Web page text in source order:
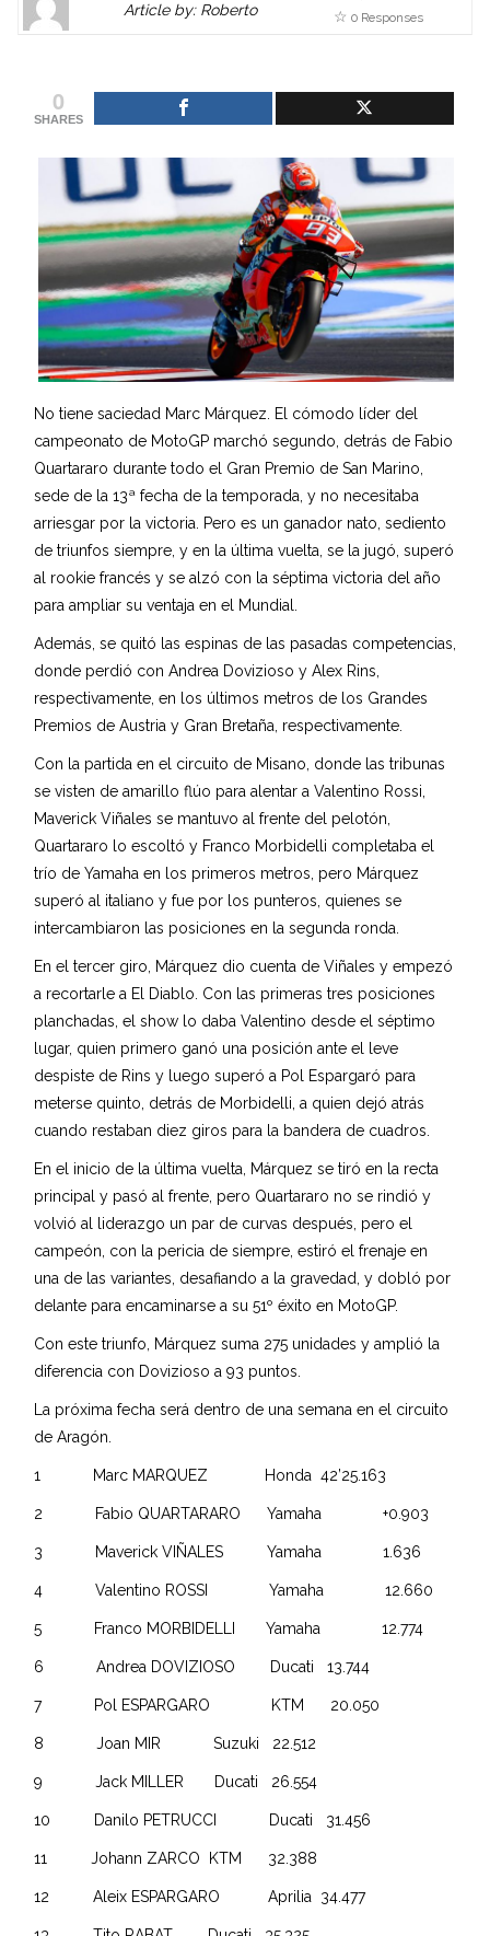
Gravatar
link
page.
Article by: Roberto
or
other
works.
admin
0 Responses
0
SHARES
No tiene saciedad Marc Márquez. El cómodo líder del
campeonato de MotoGP marchó segundo, detrás de Fabio
Quartararo durante todo el Gran Premio de San Marino,
sede de la 13ª fecha de la temporada, y no necesitaba
arriesgar por la victoria. Pero es un ganador nato, sediento
de triunfos siempre, y en la última vuelta, se la jugó, superó
al rookie francés y se alzó con la séptima victoria del año
para ampliar su ventaja en el Mundial.
Además, se quitó las espinas de las pasadas competencias,
donde perdió con Andrea Dovizioso y Alex Rins,
respectivamente, en los últimos metros de los Grandes
Premios de Austria y Gran Bretaña, respectivamente.
Con la partida en el circuito de Misano, donde las tribunas
se visten de amarillo flúo para alentar a Valentino Rossi,
Maverick Viñales se mantuvo al frente del pelotón,
Quartararo lo escoltó y Franco Morbidelli completaba el
trío de Yamaha en los primeros metros, pero Márquez
superó al italiano y fue por los punteros, quienes se
intercambiaron las posiciones en la segunda ronda.
En el tercer giro, Márquez dio cuenta de Viñales y empezó
a recortarle a El Diablo. Con las primeras tres posiciones
planchadas, el show lo daba Valentino desde el séptimo
lugar, quien primero ganó una posición ante el leve
despiste de Rins y luego superó a Pol Espargaró para
meterse quinto, detrás de Morbidelli, a quien dejó atrás
cuando restaban diez giros para la bandera de cuadros.
En el inicio de la última vuelta, Márquez se tiró en la recta
principal y pasó al frente, pero Quartararo no se rindió y
volvió al liderazgo un par de curvas después, pero el
campeón, con la pericia de siempre, estiró el frenaje en
una de las variantes, desafiando a la gravedad, y dobló por
delante para encaminarse a su 51º éxito en MotoGP.
Con este triunfo, Márquez suma 275 unidades y amplió la
diferencia con Dovizioso a 93 puntos.
La próxima fecha será dentro de una semana en el circuito
de Aragón.
1 Marc MARQUEZ Honda 42’25.163
2 Fabio QUARTARARO Yamaha +0.903
3 Maverick VIÑALES Yamaha 1.636
4 Valentino ROSSI Yamaha 12.660
5 Franco MORBIDELLI Yamaha 12.774
6 Andrea DOVIZIOSO Ducati 13.744
7 Pol ESPARGARO KTM 20.050
8 Joan MIR Suzuki 22.512
9 Jack MILLER Ducati 26.554
10 Danilo PETRUCCI Ducati 31.456
11 Johann ZARCO KTM 32.388
12 Aleix ESPARGARO Aprilia 34.477